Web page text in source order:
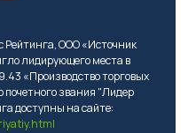
Рейтинга, ООО «Источник
лидирующего места в
«Производство торговых
почетного звания "Лидер
доступны на сайте: